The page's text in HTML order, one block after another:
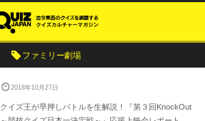
ファミリー劇場
2018年10月27日
クイズ王が早押しバトルを生解説！『第３回KnockOut